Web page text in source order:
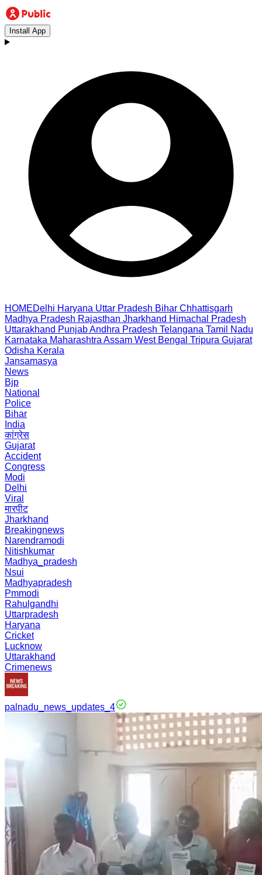
Install App
HOMEDelhi Haryana Uttar Pradesh Bihar Chhattisgarh
Madhya Pradesh Rajasthan Jharkhand Himachal Pradesh
Uttarakhand PunjabAndhra Pradesh Telangana Tamil Nadu
Karnataka Maharashtra Assam West Bengal Tripura Gujarat
Odisha Kerala
Jansamasya
News
Bjp
National
Police
Bihar
India
कांग्रेस
Gujarat
Accident
Congress
Modi
Delhi
Viral
मारपीट
Jharkhand
Breakingnews
Narendramodi
Nitishkumar
Madhya_pradesh
Nsui
Madhyapradesh
Pmmodi
Rahulgandhi
Uttarpradesh
Haryana
Cricket
Lucknow
Uttarakhand
Crimenews
palnadu_news_updates_4